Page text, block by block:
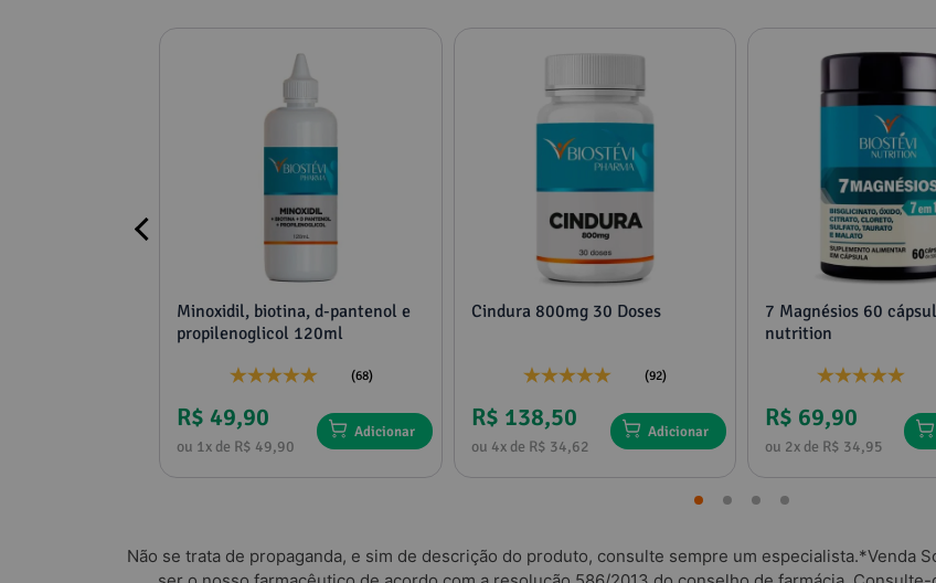
Minoxidil, biotina, d-pantenol e
propilenoglicol 120ml
(68)
R$ 49,90
ou 1x de R$ 49,90
Adicionar
Cindura 800mg 30 Doses
(92)
R$ 138,50
ou 4x de R$ 34,62
Adicionar
7 Magnésios 60
nutrition
R$ 69,90
ou 2x de R$ 34,95
Não se trata de propaganda, e sim de descrição do produto, consulte sempre um especialista.*Venda